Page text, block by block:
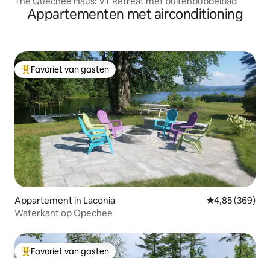
Appartementen met airconditioning
Topfavoriet van gasten
Favoriet van gasten
Appartement in Laconia Gemiddelde
4,85 (369)
Waterkant op Opechee
Favoriet van gasten